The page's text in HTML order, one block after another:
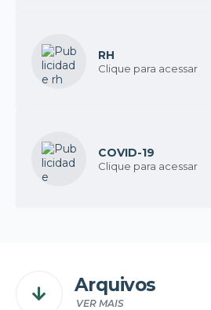
RH
Clique para acessar
COVID-19
Clique para acessar
Arquivos
VER MAIS